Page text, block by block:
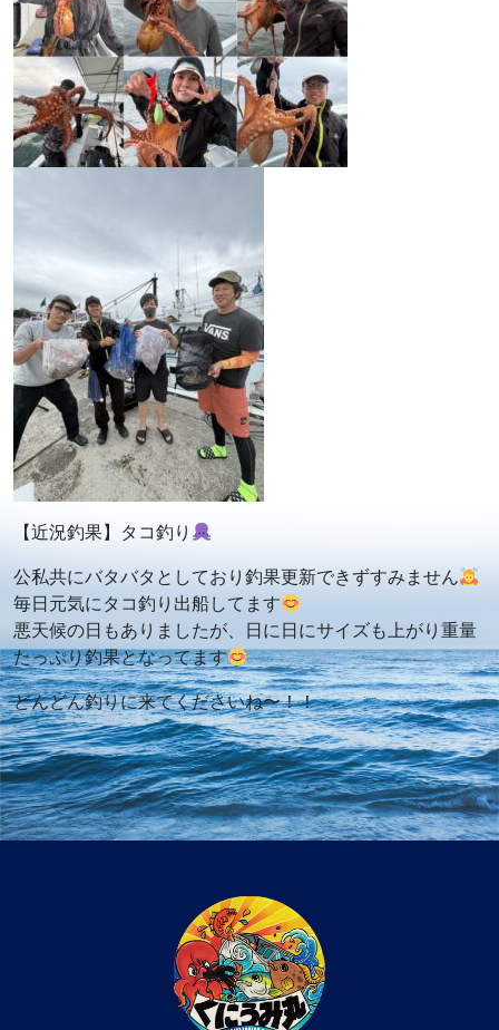
【近況釣果】タコ釣り
公私共にバタバタとしており釣果更新できずすみません
毎日元気にタコ釣り出船してます
悪天候の日もありましたが、日に日にサイズも上がり重量
たっぷり釣果となってます
どんどん釣りに来てくださいね〜！！